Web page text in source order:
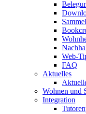
Web-
FAQ
Aktuelles
Wohnen und
Integration